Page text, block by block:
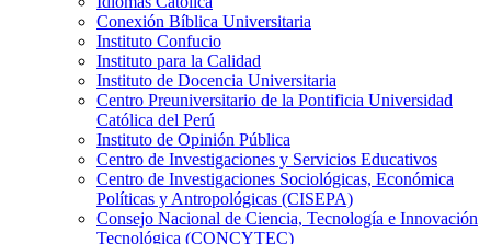
Conexión Bíblica Universitaria
Instituto Confucio
Instituto para la Calidad
Instituto de Docencia Universitaria
Centro Preuniversitario de la Pontificia Universidad
Católica del Perú
Instituto de Opinión Pública
Centro de Investigaciones y Servicios Educativos
Centro de Investigaciones Sociológicas, Económica
Políticas y Antropológicas (CISEPA)
Consejo Nacional de Ciencia, Tecnología e Innovación
Tecnológica (CONCYTEC)